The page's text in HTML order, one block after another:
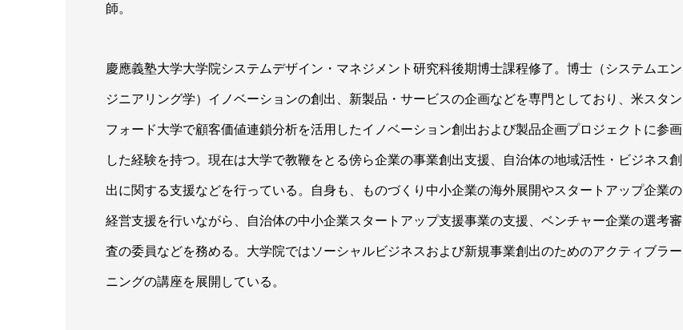
師。
慶應義塾大学大学院システムデザイン・マネジメント研究科後期博士課程修了。博士（システムエン
ジニアリング学）イノベーションの創出、新製品・サービスの企画などを専門としており、米スタン
フォード大学で顧客価値連鎖分析を活用したイノベーション創出および製品企画プロジェクトに参画
した経験を持つ。現在は大学で教鞭をとる傍ら企業の事業創出支援、自治体の地域活性・ビジネス創
出に関する支援などを行っている。自身も、ものづくり中小企業の海外展開やスタートアップ企業の
経営支援を行いながら、自治体の中小企業スタートアップ支援事業の支援、ベンチャー企業の選考審
査の委員などを務める。大学院ではソーシャルビジネスおよび新規事業創出のためのアクティブラー
ニングの講座を展開している。